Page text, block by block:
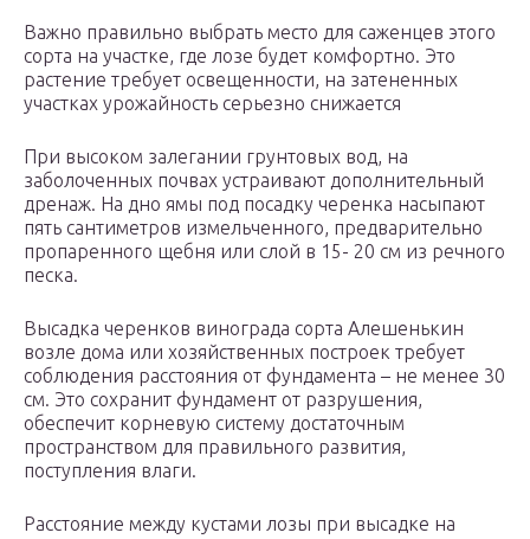
Важно правильно выбрать место для саженцев этого
сорта на участке, где лозе будет комфортно. Это
растение требует освещенности, на затененных
участках урожайность серьезно снижается
При высоком залегании грунтовых вод, на
заболоченных почвах устраивают дополнительный
дренаж. На дно ямы под посадку черенка насыпают
пять сантиметров измельченного, предварительно
пропаренного щебня или слой в 15- 20 см из речного
песка.
Высадка черенков винограда сорта Алешенькин
возле дома или хозяйственных построек требует
соблюдения расстояния от фундамента – не менее 30
см. Это сохранит фундамент от разрушения,
обеспечит корневую систему достаточным
пространством для правильного развития,
поступления влаги.
Расстояние между кустами лозы при высадке на